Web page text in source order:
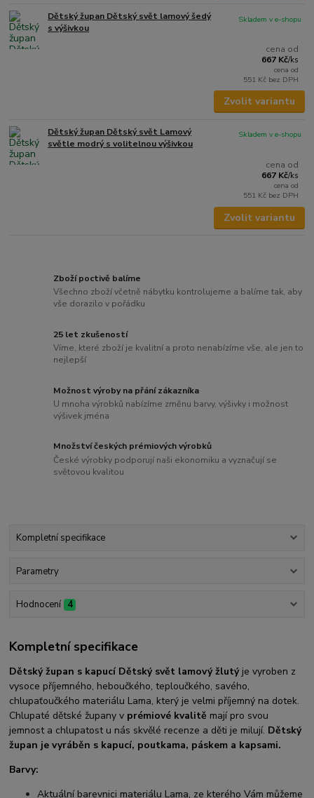
Dětský župan Dětský svět lamový šedý
s výšivkou
cena od
667 Kč/ks
cena od
551 Kč bez DPH
Skladem v e-shopu
Zvolit variantu
Dětský župan Dětský svět Lamový
světle modrý s volitelnou výšivkou
cena od
667 Kč/ks
cena od
551 Kč bez DPH
Skladem v e-shopu
Zvolit variantu
Zboží poctivě balíme
Všechno zboží včetně nábytku kontrolujeme a balíme tak, aby
vše dorazilo v pořádku
25 let zkušeností
Víme, které zboží je kvalitní a proto nenabízíme vše, ale jen to
nejlepší
Možnost výroby na přání zákazníka
U mnoha výrobků nabízíme změnu barvy, výšivky i možnost
výšivek jména
Množství českých prémiových výrobků
České výrobky podporují naši ekonomiku a vyznačují se
světovou kvalitou
Kompletní specifikace
Parametry
Hodnocení 4
Kompletní specifikace
Dětský župan s kapucí Dětský svět lamový žlutý je vyroben z
vysoce příjemného, heboučkého, teploučkého, savého,
chlupaťoučkého materiálu Lama, který je velmi příjemný na dotek.
Chlupaté dětské župany v prémiové kvalitě mají pro svou
jemnost a chlupatost u nás skvělé recenze a děti je milují. Dětský
župan je vyráběn s kapucí, poutkama, páskem a kapsami.
Barvy:
Aktuální barevnici materiálu Lama, ze kterého Vám můžeme